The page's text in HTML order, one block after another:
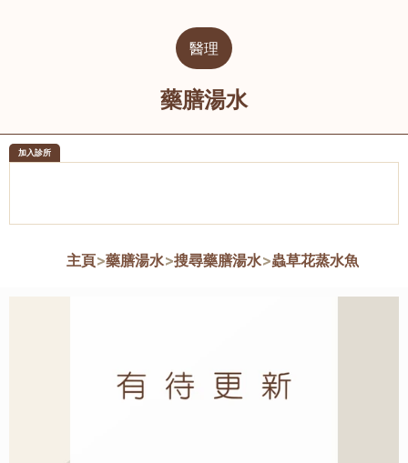
醫理
藥膳湯水
加入診所
主頁>藥膳湯水>搜尋藥膳湯水>蟲草花蒸水魚